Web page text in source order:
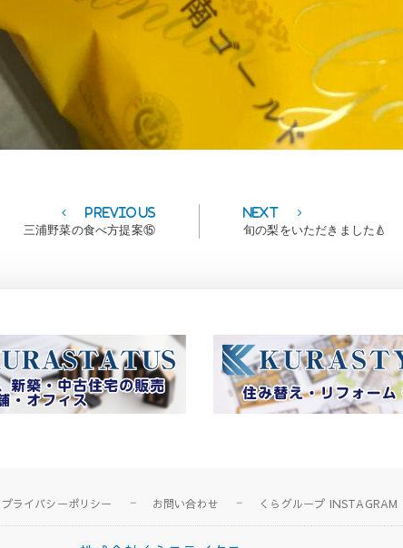
PreviousPrevious
post:
三浦野菜の食べ方提案⑮
Next
Next
post:
旬の梨をいただきました🍐
プライバシーポリシー お問い合わせ くらグループ INSTAGRAM